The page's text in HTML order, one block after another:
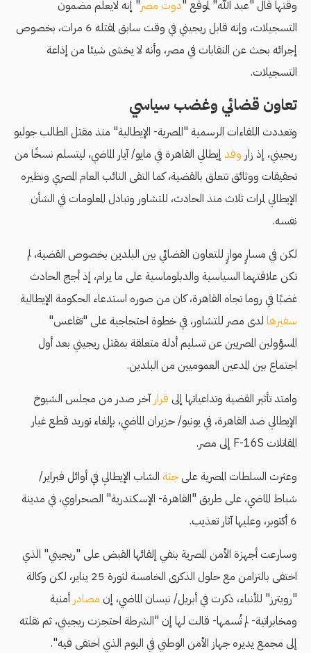
وقتها قال "عبد الله" لموقع "دوت مصر" إنه لايعلم مضمون
التسجيلات، وإنه قابل ريجيني في وقت سابق لمقتله 6 مرات، بخصوص
إجرائه بحث عن النقابات في مصر، وأنه لا يخشى شيئا من إذاعة
التسجيلات.
تعاون قضائي وغضب سياسي
وتعددت اللقاءات الرسمية "المصرية- الإيطالية" منذ مقتل الطالب جوليو
ريجيني، إذ زار وفد إيطالي القاهرة في مايو/ آيار الماضي، ليتسلم نسخًا من
تحقيقات ووثائق تتعلق بالقضية، كما التقى النائب العام المصري ونظيره
الإيطالي لمرات ثلاث منذ الحادث، للتشاور وتبادل المعلومات في الشأن
نفسه.
لكن في مسارٍ موازٍ للتعاون القضائي بين البلدين بخصوص القضية، لم
تكن علاقتهما السياسية والدبلوماسية على ما يرام، إذ أجج الحادث
غضبًا في روما تجاه القاهرة، كان من صوره استدعاء الحكومة الإيطالية
سفيرها لدى مصر للتشاور، في خطوة احتجاجية على "تقاعس"
المسؤولين المصريين عن تسليم أدلة متعلقة بمقتل ريجيني بعد أول
اجتماع بين المدعين العموميين من البلدين.
وامتد تأثير القضية وتداعياتها إلى قرارآخر صدر من مجلس الشيوخ
الإيطالي ضد القاهرة، في يونيو/ حزيران الماضي، بإلغاء توريد قطع غيار
المقاتلات F-16S إلى مصر.
وعثرت السلطات المصرية علىجثة الشاب الإيطالي في أوائل فبراير/
شباط الماضي، على طريق "القاهرة- الإسكندرية" الصحراوي، في مدينة
6 أكتوبر، وعليها آثار تعذيب.
وسارعت أجهزة الأمن المصرية بنفي إلقائها القبض على "ريجيني" الذي
اختفى بالتزامن مع حلول الذكرى الخامسة لثورة 25 يناير، لكن وكالة
"رويترز" للأنباء، ذكرت في أبريل/ نيسان الماضي، إن مصادر أمنية
ومخابراتية- لم تُسمها- قالت لها إن "الشرطة احتجزت ريجيني، ثم نقلته
إلى مجمع يديره جهاز الأمن الوطني في اليوم الذي اختفى فيه".